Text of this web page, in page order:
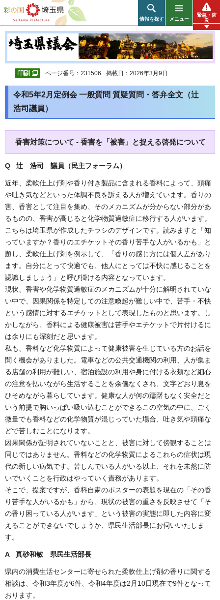
彩の国 埼玉県
情報を探す メニュー
緊急・防
災
ページ番号：231506 掲載日：2026年3月9日
令和5年2月定例会 一般質問 質疑質問・答弁全文（辻
浩司議員）
香害対策について - 香害を「被害」と捉える啓発について
Q 辻 浩司 議員（民主フォーラム）
近年、柔軟仕上げ剤や香り付き製品に含まれる香料によって、頭痛
や吐き気などといった体調不良を訴える人が増えています。香りの
害、香害として注目を集め、そのメカニズムが分からない部分があ
るものの、香害が高じると化学物質過敏症に移行する人がいます。
こちらは埼玉県が作成したチラシのデザインです。読みますと「知
っていますか？香りのエチケットその香り苦手な人がいるかも」と
題し、柔軟仕上げ剤を例示して、「香りの感じ方には個人差があり
ます。自分にとって快適でも、他人にとっては不快に感じることを
認識しましょう」と呼び掛ける内容となっています。
現状、香害や化学物質過敏症のメカニズムが十分に解明されていな
い中で、因果関係を特定しての注意喚起が難しい中で、苦手・不快
という感情に対するエチケットとして表現したものと思います。し
かしながら、香料による健康被害は苦手やエチケットで片付けるに
は余りにも深刻だと思います。
私も、香料など化学物質によって健康被害を生じている方のお話を
聞く機会がありました。電車などの公共交通機関の利用、人が集ま
る店舗の利用が難しい、宿泊施設の利用や身に付ける衣類など細心
の注意を払いながら生活することを余儀なくされ、文字どおり息を
ひそめながら暮らしています。健康な人が何の躊躇もなく安全だと
いう前提で胸いっぱい吸い込むことができるこの空気の中に、ごく
微量でも香料などの化学物質が混じっていた場合、吐き気や頭痛な
どで苦しむことになります。
因果関係が証明されていないことと、被害に対して傍観することは
同じではありません。香料などの化学物質によるこれらの症状は現
代の新しい病気です。苦しんでいる人がいる以上、それを未然に防
いでいくことを行政はやっていく責務があります。
そこで、提案ですが、香料自粛のポスターの表題を現在の「その香
り苦手な人がいるかも」から、現状の被害の重さを反映させて「そ
の香り困っている人がいます」という被害の実態に即した内容に変
えることができないでしょうか、県民生活部長にお伺いいたしま
す。
A 真砂和敏 県民生活部長
県内の消費生活センターに寄せられた柔軟仕上げ剤の香りに関する
相談は、令和3年度が6件、令和4年度は2月10日現在で9件となって
おります。